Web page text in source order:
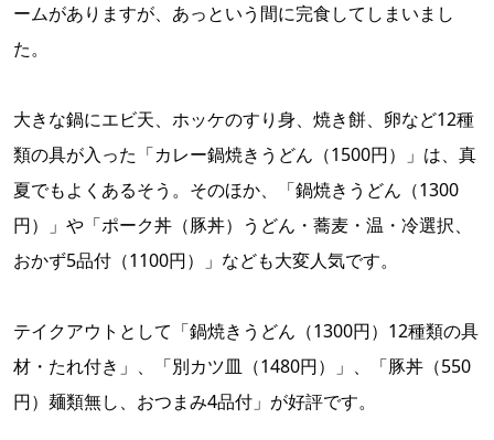
ームがありますが、あっという間に完食してしまいまし
た。
大きな鍋にエビ天、ホッケのすり身、焼き餅、卵など12種
類の具が入った「カレー鍋焼きうどん（1500円）」は、真
夏でもよくあるそう。そのほか、「鍋焼きうどん（1300
円）」や「ポーク丼（豚丼）うどん・蕎麦・温・冷選択、
おかず5品付（1100円）」なども大変人気です。
テイクアウトとして「鍋焼きうどん（1300円）12種類の具
材・たれ付き」、「別カツ皿（1480円）」、「豚丼（550
円）麺類無し、おつまみ4品付」が好評です。